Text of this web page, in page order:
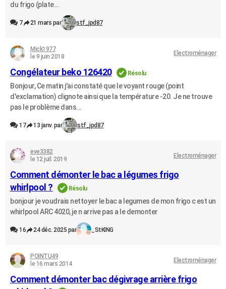
du frigo (plate...
7 21 mars par stf_jpd87
Mick1977
le 9 juin 2018
Electroménager
Congélateur beko 126420 Résolu
Bonjour, Ce matin j'ai constaté que le voyant rouge (point
d'exclamation) clignote ainsi que la température -20. Je ne trouve
pas le problème dans...
17 13 janv. par stf_jpd87
eve3382
le 12 juil. 2019
Electroménager
Comment démonter le bac a légumes frigo
whirlpool ?
Résolu
bonjour je voudrais nettoyer le bac a legumes de mon frigo c est un
whirlpool ARC 4020, je n arrive pas a le demonter
16 24 déc. 2025 par _StKING
POINTU49
le 16 mars 2014
Electroménager
Comment démonter bac dégivrage arrière frigo